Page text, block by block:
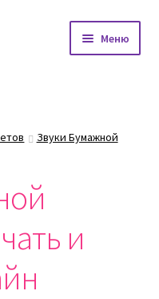
Меню
Звуки Бумажной
и